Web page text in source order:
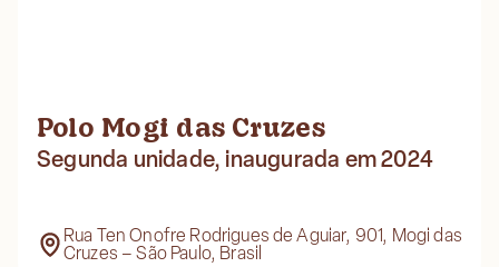
Polo Mogi das Cruzes
Segunda unidade, inaugurada em 2024
Rua Ten Onofre Rodrigues de Aguiar, 901, Mogi das
Cruzes – São Paulo, Brasil